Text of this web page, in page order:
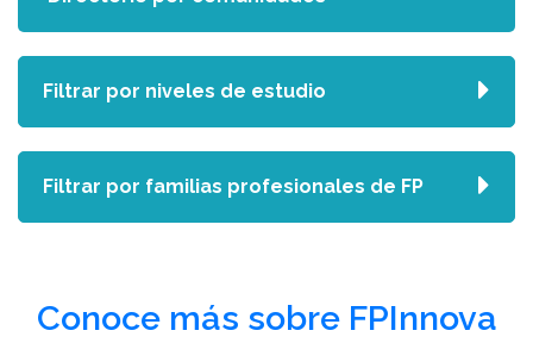
Conoce más sobre FPInnova
Filtrar por niveles de estudio
Filtrar por familias profesionales de FP